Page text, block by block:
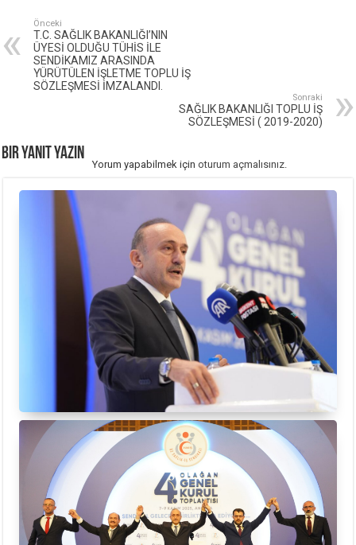
Önceki
T.C. SAĞLIK BAKANLIĞI’NIN
ÜYESİ OLDUĞU TÜHİS İLE
SENDİKAMIZ ARASINDA
YÜRÜTÜLEN İŞLETME TOPLU İŞ
SÖZLEŞMESİ İMZALANDI.
Sonraki
SAĞLIK BAKANLIĞI TOPLU İŞ
SÖZLEŞMESİ ( 2019-2020)
Bir yanıt yazın
Yorum yapabilmek içinoturum açmalısınız